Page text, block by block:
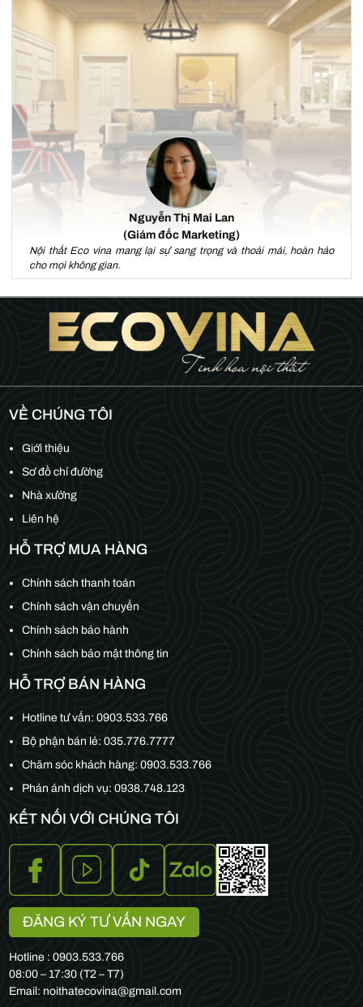
Nguyễn Thị Mai Lan
(Giám đốc Marketing)
Nội thất Eco vina mang lại sự sang trọng và thoải mái, hoàn hảo
cho mọi không gian.
VỀ CHÚNG TÔI
Giới thiệu
Sơ đồ chỉ đường
Nhà xưởng
Liên hệ
HỖ TRỢ MUA HÀNG
Chính sách thanh toán
Chính sách vận chuyển
Chính sách bảo hành
Chính sách bảo mật thông tin
HỖ TRỢ BÁN HÀNG
Hotline tư vấn:0903.533.766
Bộ phận bán lẻ:035.776.7777
Chăm sóc khách hàng:0903.533.766
Phản ánh dịch vụ: 0938.748.123
KẾT NỐI VỚI CHÚNG TÔI
ĐĂNG KÝ TƯ VẤN NGAY
Hotline : 0903.533.766
08:00 – 17:30 (T2 – T7)
Email: noithatecovina@gmail.com